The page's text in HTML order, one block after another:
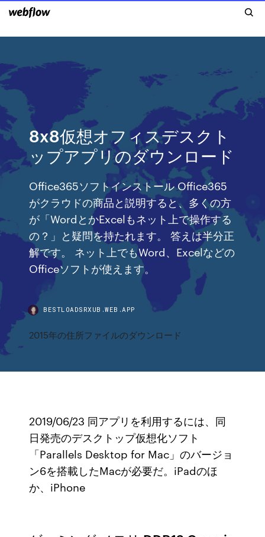
8x8仮想オフィスデスクト
ップアプリのダウンロード
Office365ソフトインストール Office365
がクラウドの商品と説明すると、多くの方
が「WordとかExcelもネット上で操作する
の？」と疑問を持たれます。 答えは半分正
解です。 ネット上でもWord、Excelなどの
Officeソフトが使えます。
BESTLOADSRXUB.WEB.APP
2015年の住所ファイルのダウンロード
2019/06/23 同アプリを利用するには、同
日発売のデスクトップ仮想化ソフト
「Parallels Desktop for Mac」のバージョ
ン6を搭載したMacが必要だ。iPadのほ
か、iPhone